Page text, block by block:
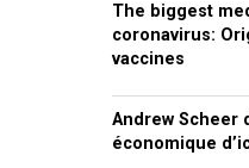
The biggest
coronavirus:
vaccines
Andrew Scheer
économique